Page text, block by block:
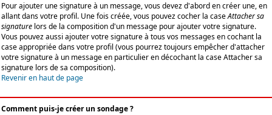
Pour ajouter une signature à un message, vous devez d'abord en créer une, en
allant dans votre profil. Une fois créée, vous pouvez cocher la caseAttacher sa
signature lors de la composition d'un message pour ajouter votre signature.
Vous pouvez aussi ajouter votre signature à tous vos messages en cochant la
case appropriée dans votre profil (vous pourrez toujours empêcher d'attacher
votre signature à un message en particulier en décochant la case Attacher sa
signature lors de sa composition).
Revenir en haut de page
Comment puis-je créer un sondage ?